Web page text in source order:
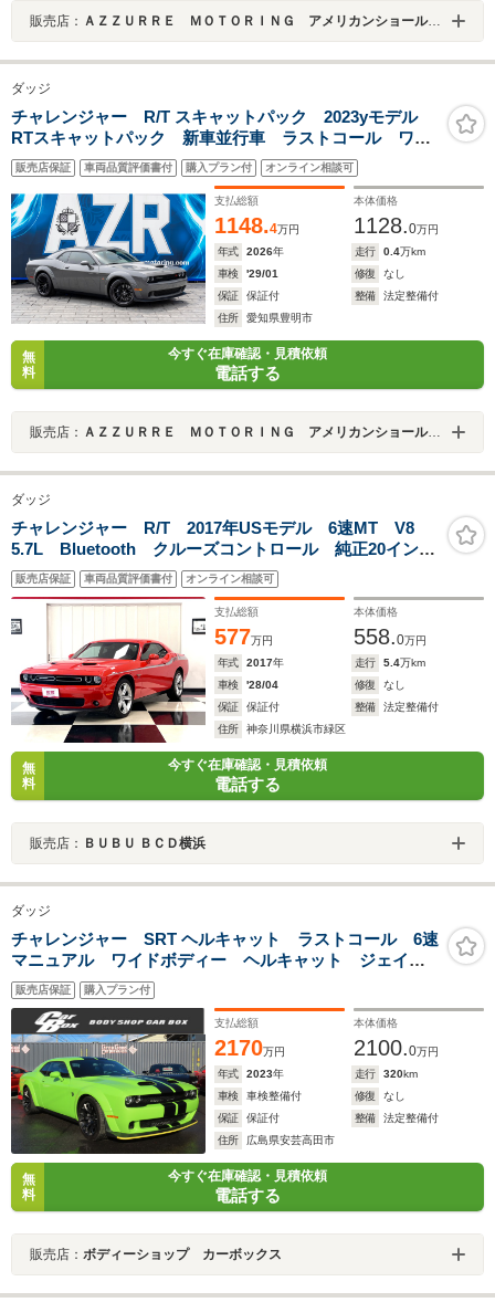
販売店： ＡＺＺＵＲＲＥ ＭＯＴＯＲＩＮＧ アメリカンショールーム
ダッジ
チャレンジャー R/T スキャットパック 2023yモデル
RTスキャットパック 新車並行車 ラストコール ワイ
ドボディ デストロイヤーグレー 8速AT PLUSパッケ
ージ ブレンボブレーキ 純正20AW カープレイ アク
ティブエキゾースト
販売店保証 車両品質評価書付 購入プラン付 オンライン相談可
支払総額
1148.4万円
本体価格
1128.0万円
年式
2026年 走行 0.4万km
車検
'29/01 修復
なし
保証
保証付 整備
法定整備付
住所
愛知県豊明市
無
料
今すぐ在庫確認・見積依頼
電話する
販売店： ＡＺＺＵＲＲＥ ＭＯＴＯＲＩＮＧ アメリカンショールーム
ダッジ
チャレンジャー R/T 2017年USモデル 6速MT V8
5.7L Bluetooth クルーズコントロール 純正20インチ
AW サイドデカール リアスポイラー
販売店保証 車両品質評価書付 オンライン相談可
支払総額
577万円
本体価格
558.0万円
年式
2017年 走行 5.4万km
車検
'28/04 修復
なし
保証
保証付 整備
法定整備付
住所
神奈川県横浜市緑区
無
料
今すぐ在庫確認・見積依頼
電話する
販売店： ＢＵＢＵ ＢＣＤ横浜
ダッジ
チャレンジャー SRT ヘルキャット ラストコール 6速
マニュアル ワイドボディー ヘルキャット ジェイル
ブレイク カーボン調ストライプ テクノロジー ドラ
イバーコンビニエンス ハーマンカードン レッドシー
トベルト アルカンターラハンドル
販売店保証 購入プラン付
支払総額
2170万円
本体価格
2100.0万円
年式
2023年 走行 320km
車検
車検整備付 修復
なし
保証
保証付 整備
法定整備付
住所
広島県安芸高田市
無
料
今すぐ在庫確認・見積依頼
電話する
販売店： ボディーショップ カーボックス